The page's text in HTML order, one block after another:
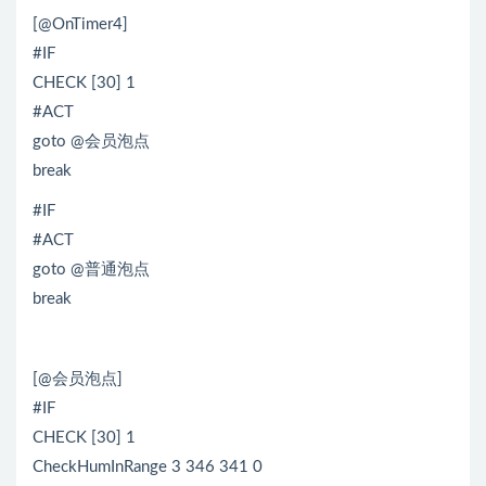
[@OnTimer4]
#IF
CHECK [30] 1
#ACT
goto @会员泡点
break
#IF
#ACT
goto @普通泡点
break
[@会员泡点]
#IF
CHECK [30] 1
CheckHumInRange 3 346 341 0